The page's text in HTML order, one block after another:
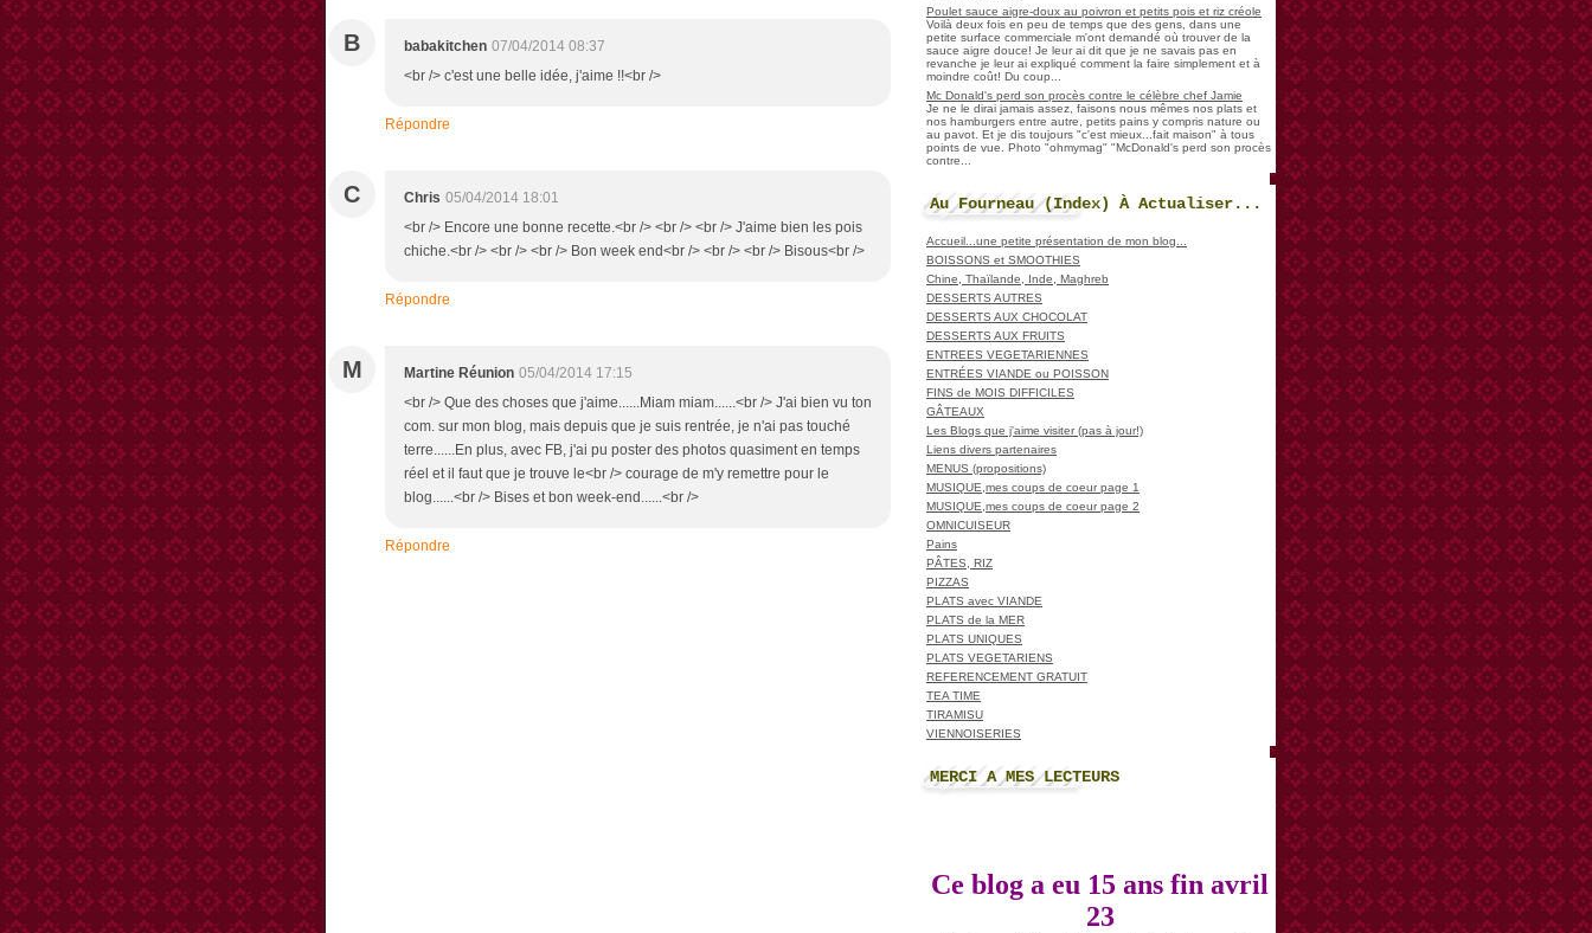
B babakitchen 07/04/2014 08:37
<br /> c'est une belle idée, j'aime !!<br />
Répondre
C Chris 05/04/2014 18:01
<br /> Encore une bonne recette.<br /> <br /> <br /> J'aime bien les pois
chiche.<br /> <br /> <br /> Bon week end<br /> <br /> <br /> Bisous<br />
Répondre
M Martine Réunion 05/04/2014 17:15
<br /> Que des choses que j'aime......Miam miam......<br /> J'ai bien vu ton
com. sur mon blog, mais depuis que je suis rentrée, je n'ai pas touché
terre......En plus, avec FB, j'ai pu poster des photos quasiment en temps
réel et il faut que je trouve le<br /> courage de m'y remettre pour le
blog......<br /> Bises et bon week-end......<br />
Répondre
Poulet sauce aigre-doux au poivron et petits pois et riz créole
Voilà deux fois en peu de temps que des gens, dans une
petite surface commerciale m'ont demandé où trouver de la
sauce aigre douce! Je leur ai dit que je ne savais pas en
revanche je leur ai expliqué comment la faire simplement et à
moindre coût! Du coup...
Mc Donald's perd son procès contre le célèbre chef Jamie
Je ne le dirai jamais assez, faisons nous mêmes nos plats et
nos hamburgers entre autre, petits pains y compris nature ou
au pavot. Et je dis toujours "c'est mieux...fait maison" à tous
points de vue. Photo "ohmymag" "McDonald's perd son procès
contre...
Au Fourneau (Index) À Actualiser...
Accueil...une petite présentation de mon blog...
BOISSONS et SMOOTHIES
Chine, Thaïlande, Inde, Maghreb
DESSERTS AUTRES
DESSERTS AUX CHOCOLAT
DESSERTS AUX FRUITS
ENTREES VEGETARIENNES
ENTRÉES VIANDE ou POISSON
FINS de MOIS DIFFICILES
GÂTEAUX
Les Blogs que j'aime visiter (pas à jour!)
Liens divers partenaires
MENUS (propositions)
MUSIQUE,mes coups de coeur page 1
MUSIQUE,mes coups de coeur page 2
OMNICUISEUR
Pains
PÂTES, RIZ
PIZZAS
PLATS avec VIANDE
PLATS de la MER
PLATS UNIQUES
PLATS VEGETARIENS
REFERENCEMENT GRATUIT
TEA TIME
TIRAMISU
VIENNOISERIES
MERCI A MES LECTEURS
Ce blog a eu 15 ans fin avril
23